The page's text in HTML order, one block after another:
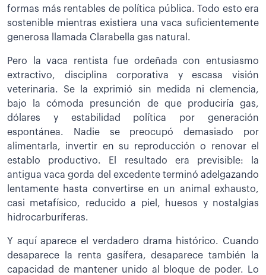
formas más rentables de política pública. Todo esto era
sostenible mientras existiera una vaca suficientemente
generosa llamada Clarabella gas natural.
Pero la vaca rentista fue ordeñada con entusiasmo
extractivo, disciplina corporativa y escasa visión
veterinaria. Se la exprimió sin medida ni clemencia,
bajo la cómoda presunción de que produciría gas,
dólares y estabilidad política por generación
espontánea. Nadie se preocupó demasiado por
alimentarla, invertir en su reproducción o renovar el
establo productivo. El resultado era previsible: la
antigua vaca gorda del excedente terminó adelgazando
lentamente hasta convertirse en un animal exhausto,
casi metafísico, reducido a piel, huesos y nostalgias
hidrocarburíferas.
Y aquí aparece el verdadero drama histórico. Cuando
desaparece la renta gasífera, desaparece también la
capacidad de mantener unido al bloque de poder. Lo